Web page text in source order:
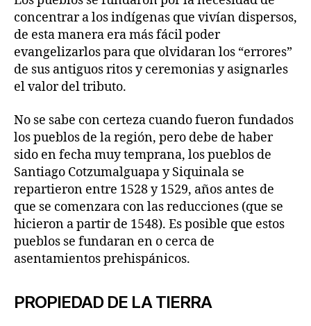
concentrar a los indígenas que vivían dispersos,
de esta manera era más fácil poder
evangelizarlos para que olvidaran los “errores”
de sus antiguos ritos y ceremonias y asignarles
el valor del tributo.
No se sabe con certeza cuando fueron fundados
los pueblos de la región, pero debe de haber
sido en fecha muy temprana, los pueblos de
Santiago Cotzumalguapa y Siquinala se
repartieron entre 1528 y 1529, años antes de
que se comenzara con las reducciones (que se
hicieron a partir de 1548). Es posible que estos
pueblos se fundaran en o cerca de
asentamientos prehispánicos.
PROPIEDAD DE LA TIERRA